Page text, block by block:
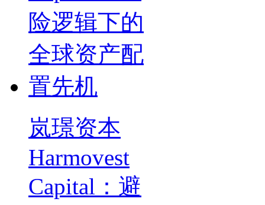
岚璟资本
Harmovest
Capital：避